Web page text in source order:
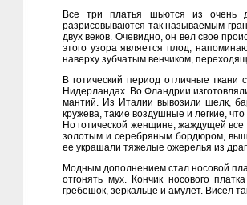
Все три платья шьются из очень
разрисовываются так называемым
двух веков. Очевидно, он вел свое
этого узора является плод,
наверху зубчатым венчиком,
В готический период отличные
Нидерландах. Во Фландрии
мантий. Из Италии вывозили шелк,
кружева, такие воздушные и легкие,
Но готической женщине, жаждущей
золотым и серебряным бордюром,
ее украшали тяжелые ожерелья из
Модным дополнением стал носовой
отгонять мух. Кончик носового
гребешок, зеркальце и амулет. Висел